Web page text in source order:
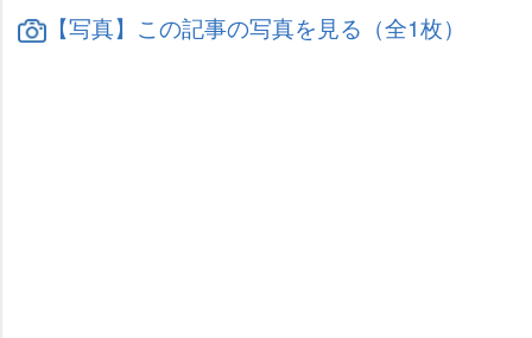
【写真】この記事の写真を見る（全1枚）